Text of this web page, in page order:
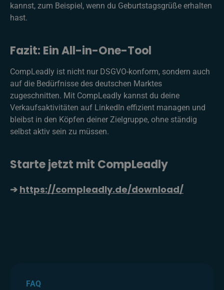
kannst, zum Beispiel, wenn du Geburtstagsgrüße erhalten
hast.
Fazit: Ein All-in-One-Tool
CompLeadly ist nicht nur DSGVO-konform, sondern auch
auf die Bedürfnisse des deutschen Marktes
zugeschnitten. Mit CompLeadly kannst du deine
Verkaufsaktivitäten auf LinkedIn effizient managen und
bleibst in den Köpfen deiner Zielgruppe, ohne ständig
selbst aktiv sein zu müssen.
Starte jetzt mit CompLeadly
➔ https://compleadly.de/download/
FAQ